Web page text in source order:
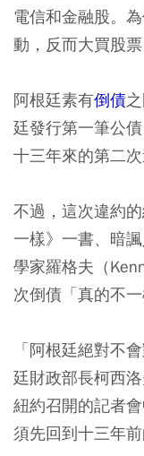
電信和金融股。
動，反而大買股票
阿根廷素有倒債
廷發行第一筆公
十三年來的第二
不過，這次違約
一樣》一書、暗
學家羅格夫（
次倒債「真的不一
「阿根廷絕對不
廷財政部長柯西
紐約召開的記者
須先回到十三年前